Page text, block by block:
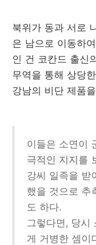
북위가 동과 서로
은 남으로 이동하
인 건 코칸드 출신
무역을 통해 상당
강남의 비단 제품
이들은 소연이
극적인 지지를
강씨 일족을 받
했을 것으로 추
도 하다.
그렇다면, 당시
게 거병한 셈이